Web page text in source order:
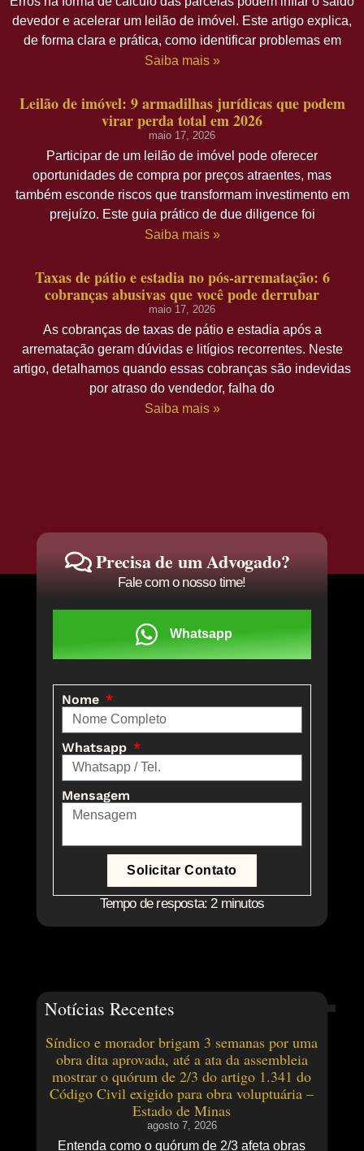
devedor e acelerar um leilão de imóvel. Este artigo explica,
de forma clara e prática, como identificar problemas em
Saiba mais »
Leilão de imóvel: 9 armadilhas jurídicas que podem
virar perda total em 2026
maio 17, 2026
Participar de um leilão de imóvel pode oferecer
oportunidades de compra por preços atraentes, mas
também esconde riscos que transformam investimento em
prejuízo. Este guia prático de due diligence foi
Saiba mais »
Taxas de pátio e estadia no pós-arrematação: 6
cobranças abusivas que você pode derrubar
maio 17, 2026
As cobranças de taxas de pátio e estadia após a
arrematação geram dúvidas e litígios recorrentes. Neste
artigo, detalhamos quando essas cobranças são indevidas
por atraso do vendedor, falha do
Saiba mais »
Precisa de um Advogado?
Fale com o nosso time!
Whatsapp
Nome
Whatsapp
Mensagem
Solicitar Contato
Tempo de resposta: 2 minutos
Notícias Recentes
Síndico e morador brigam 3 semanas por uma
obra dita aprovada, até a ata da assembleia
mostrar o quórum de 2/3 do artigo 1.341 do
Código Civil exigido para obra voluptuária –
Estado de Minas
agosto 7, 2026
Entenda como o quórum de 2/3 afeta obras